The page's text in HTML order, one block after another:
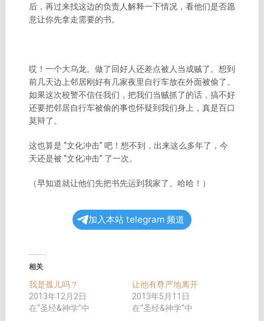
后，再过来找这边的负责人解释一下情况，看他们是否愿
意让你先拿走需要的书。
哎！一个大乌龙。做了回好人还差点被人当成贼了。想到
前几天边上邻居刚好有几家夜里自行车放在外面被偷了。
如果这次校警不信任我们，把我们当贼抓了的话，搞不好
还要把邻居自行车被偷的事也怀疑到我们身上，真是百口
莫辩了。
这也算是 “文化冲击” 吧！想不到，出来这么多年了，今
天还是被 “文化冲击” 了一次。
（早知道就让他们先把书先运到我家了。哈哈！）
加入本站 telegram 频道
相关
我是孤儿吗？
2013年12月2日
在“圣经&神学”中
让他有尊严地离开
2013年5月11日
在“圣经&神学”中